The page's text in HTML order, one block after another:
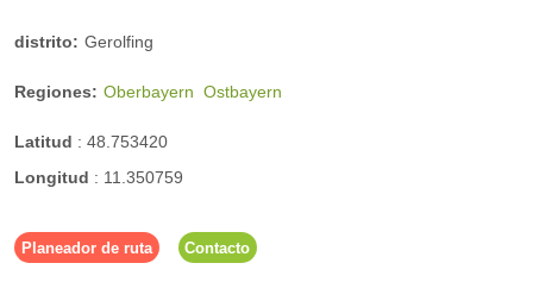
distrito: Gerolfing
Regiones: Oberbayern Ostbayern
Latitud : 48.753420
Longitud : 11.350759
Planeador de ruta Contacto